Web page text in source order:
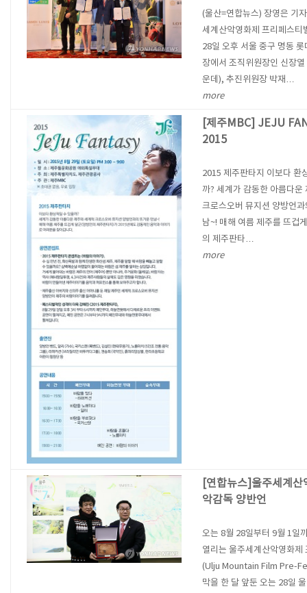
(울산=연합뉴스) 장영은 기
세계산악영화제 프리페스티
28일 오후 서울 중구 명동
장에서 조직위원장인 신장
운데), 추진위원장 박재…
more
[제주MBC] JEJU
2015
2015 제주판타지 이보다 환
까? 세계가 감동한 아름다운
크로스오버 뮤지션 양방언
남~! 매해 여름 제주를 뜨겁
의 제주판타…
more
[연합뉴스]울주세계산
악감독 양반언
오는 8월 28일부터 9월 1일
열리는 울주세계산악영화제
(Ulju Mountain Film Pre-
막을 한 달 앞둔 오는 28일